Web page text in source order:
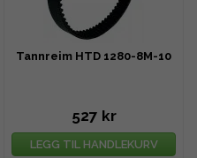
Tannreim HTD 1280-8M-10
527 kr
LEGG TIL HANDLEKURV